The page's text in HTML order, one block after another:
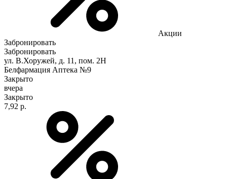
Акции
Забронировать
Забронировать
ул. В.Хоружей, д. 11, пом. 2Н
Белфармация Аптека №9
Закрыто
вчера
Закрыто
7,92 р.